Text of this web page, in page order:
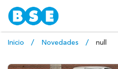
Inicio Novedades null